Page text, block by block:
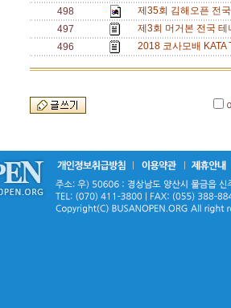
498
제35회 김해오픈 전
497
제3회 머거본 전국
496
2018 코사모배